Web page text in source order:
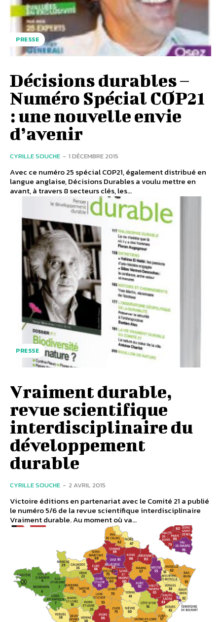
PRESSE
Décisions durables –
Numéro Spécial COP21
: une nouvelle envie
d’avenir
CYRILLE SOUCHE - 1 DÉCEMBRE 2015
Avec ce numéro 25 spécial COP21, également distribué en
langue anglaise, Décisions Durables a voulu mettre en
avant, à travers 8 secteurs clés, les...
PRESSE
Vraiment durable,
revue scientifique
interdisciplinaire du
développement
durable
CYRILLE SOUCHE - 2 AVRIL 2015
Victoire éditions en partenariat avec le Comité 21 a publié
le numéro 5/6 de la revue scientifique interdisciplinaire
Vraiment durable. Au moment où va...